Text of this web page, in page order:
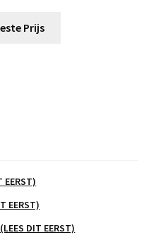
Prijs
EERST)
DIT EERST)